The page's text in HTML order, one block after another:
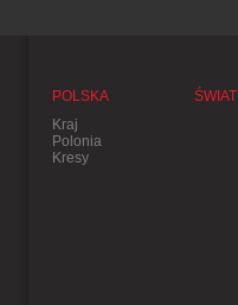
POLSKA
Kraj
Polonia
Kresy
ŚWIAT